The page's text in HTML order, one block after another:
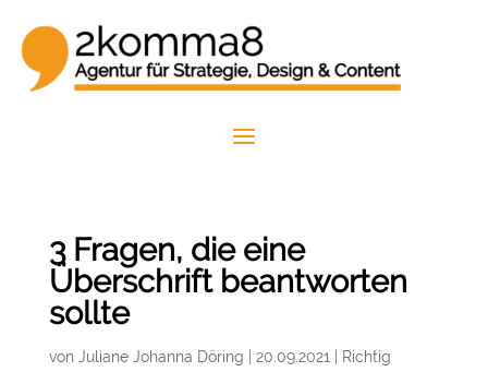
3 Fragen, die eine
Überschrift beantworten
sollte
von Juliane Johanna Döring 20.09.2021|
Richtig